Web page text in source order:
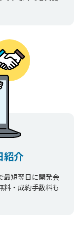
紹介
最短翌日に開発会
料・成約手数料も